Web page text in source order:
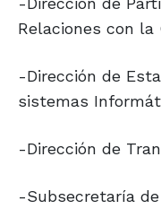
Relaciones con la
-Dirección de
sistemas
-Dirección de
-Subsecretaría